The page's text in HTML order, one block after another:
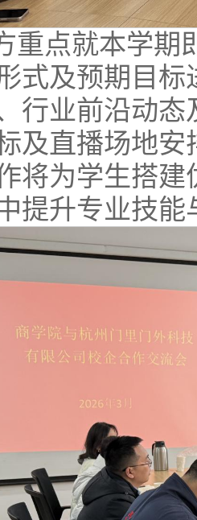
重点就本学期
式及预期目
行业前沿动
及直播场地
将为学生搭
提升专业技能